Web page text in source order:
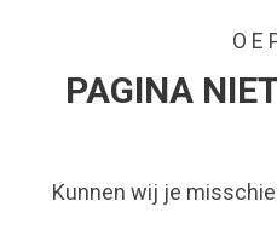
O E
PAGINA
Kunnen wij je